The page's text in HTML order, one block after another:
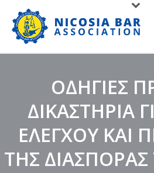
ΟΔΗΓΙΕΣ
ΔΙΚΑΣΤΗΡΙΑ
ΕΛΕΓΧΟΥ ΚΑΙ
ΤΗΣ